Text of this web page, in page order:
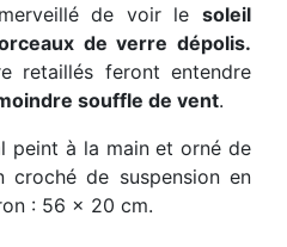
de voir le soleil
de verre dépolis.
retaillés feront entendre
souffle de vent.
peint à la main et orné de
croché de suspension en
: 56 x 20 cm.